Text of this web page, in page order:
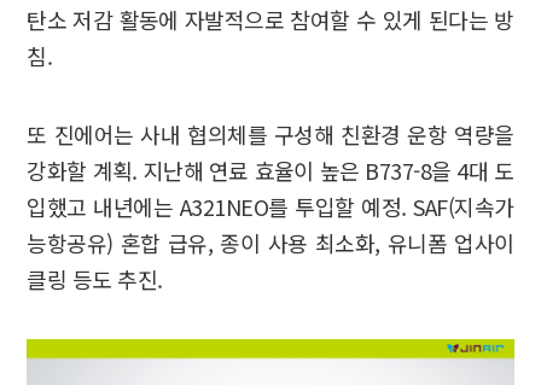
탄소 저감 활동에 자발적으로 참여할 수 있게 된다는 방
침.
또 진에어는 사내 협의체를 구성해 친환경 운항 역량을
강화할 계획. 지난해 연료 효율이 높은 B737-8을 4대 도
입했고 내년에는 A321NEO를 투입할 예정. SAF(지속가
능항공유) 혼합 급유, 종이 사용 최소화, 유니폼 업사이
클링 등도 추진.